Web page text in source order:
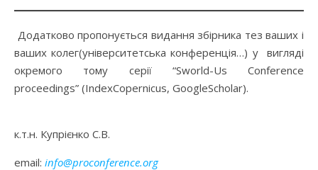
Додатково пропонується видання збірника тез ваших і
ваших колег(університетська конференція…) у вигляді
окремого тому серії “Sworld-Us Conference
proceedings” (IndexCopernicus, GoogleScholar).
к.т.н. Купрієнко С.В.
email: info@proconference.org